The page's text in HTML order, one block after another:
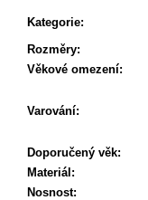
Kategorie:
Rozměry:
Věkové omezení:
Varování:
Doporučený věk:
Materiál:
Nosnost:
e
m
e